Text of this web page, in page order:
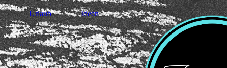
Urlaub Ideen